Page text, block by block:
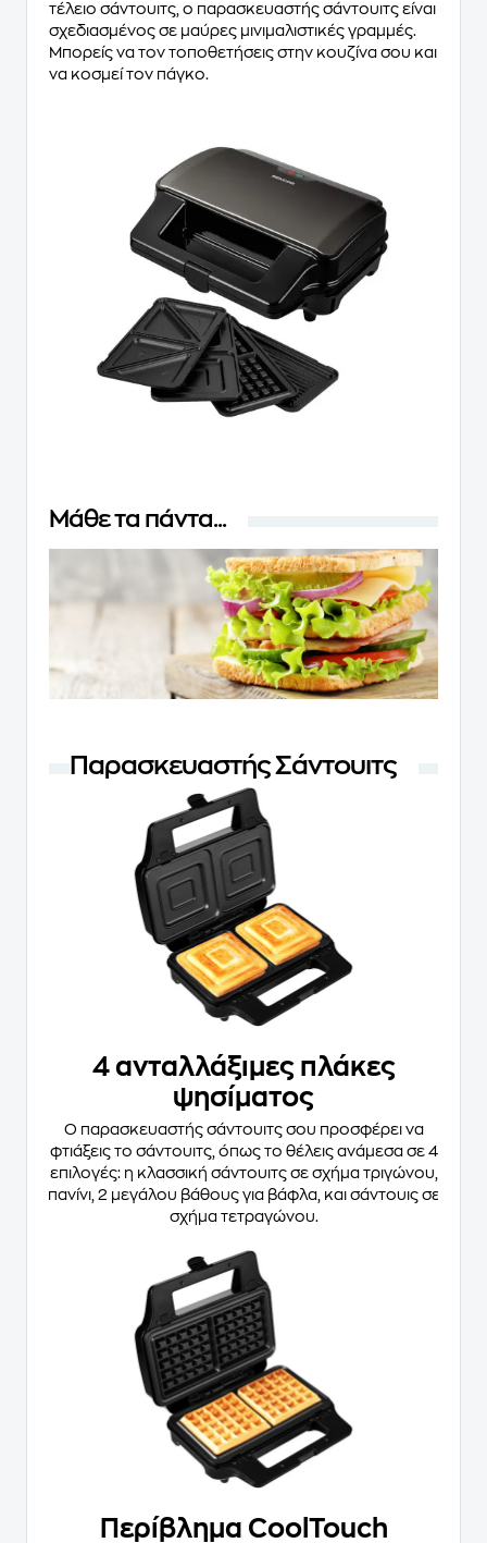
τέλειο σάντουιτς, ο παρασκευαστής σάντουιτς είναι
σχεδιασμένος σε μαύρες μινιμαλιστικές γραμμές.
Μπορείς να τον τοποθετήσεις στην κουζίνα σου και
να κοσμεί τον πάγκο.
Μάθε τα πάντα...
Παρασκευαστής Σάντουιτς
4 ανταλλάξιμες πλάκες
ψησίματος
Ο παρασκευαστής σάντουιτς σου προσφέρει να
φτιάξεις το σάντουιτς, όπως το θέλεις ανάμεσα σε 4
επιλογές: η κλασσική σάντουιτς σε σχήμα τριγώνου,
πανίνι, 2 μεγάλου βάθους για βάφλα, και σάντουις σε
σχήμα τετραγώνου.
Περίβλημα CoolTouch